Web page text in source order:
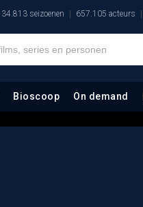
34.813 seizoenen 657.105 acteurs
Bioscoop On demand